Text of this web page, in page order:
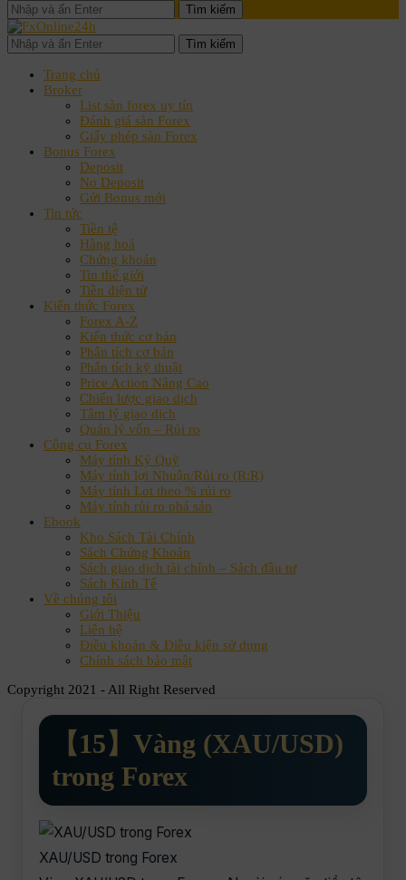
Tìm kiếm
Tìm kiếm
Trang chủ
Broker
List sàn forex uy tín
Đánh giá sàn Forex
Giấy phép sàn Forex
Bonus Forex
Deposit
No Deposit
Gửi Bonus mới
Tin tức
Tiền tệ
Hàng hoá
Chứng khoán
Tin thế giới
Tiền điện tử
Kiến thức Forex
Forex A-Z
Kiến thức cơ bản
Phân tích cơ bản
Phân tích kỹ thuật
Price Action Nâng Cao
Chiến lược giao dịch
Tâm lý giao dịch
Quản lý vốn – Rủi ro
Công cụ Forex
Máy tính Ký Quỹ
Máy tính lợi Nhuận/Rủi ro (R:R)
Máy tính Lot theo % rủi ro
Máy tính rủi ro phá sản
Ebook
Kho Sách Tài Chính
Sách Chứng Khoán
Sách giao dịch tài chính – Sách đầu tư
Sách Kinh Tế
Về chúng tôi
Giới Thiệu
Liên hệ
Điều khoản & Điều kiện sử dụng
Chính sách bảo mật
Copyright 2021 - All Right Reserved
【15】Vàng (XAU/USD)
trong Forex
XAU/USD trong Forex